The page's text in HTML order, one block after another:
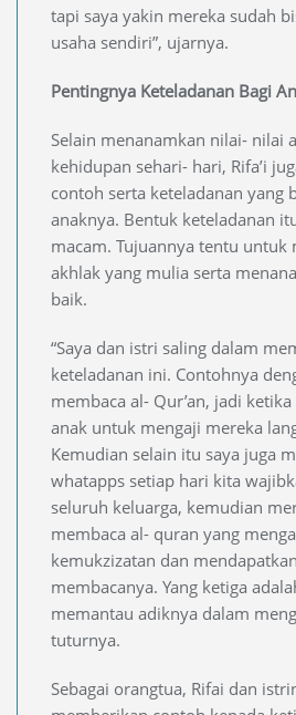
tapi saya yakin mereka sudah
usaha sendiri”, ujarnya.
Pentingnya Keteladanan Bagi
Selain menanamkan nilai- nilai
kehidupan sehari- hari, Rifa’i
contoh serta keteladanan yang
anaknya. Bentuk keteladanan
macam. Tujuannya tentu untuk
akhlak yang mulia serta
baik.
“Saya dan istri saling dalam
keteladanan ini. Contohnya
membaca al- Qur’an, jadi
anak untuk mengaji mereka
Kemudian selain itu saya juga
whatapps setiap hari kita
seluruh keluarga, kemudian
membaca al- quran yang
kemukzizatan dan
membacanya. Yang ketiga
memantau adiknya dalam
tuturnya.
Sebagai orangtua, Rifai dan